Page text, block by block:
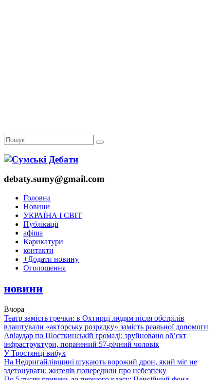
debaty.sumy@gmail.com
Головна
Новини
УКРАЇНА І СВІТ
Публікації
афіша
Карикатури
контакти
+Додати новину
Оголошення
новини
Вчора
Театр замість гречки: в Охтирці людям після обстрілів
влаштували «акторську розрядку» замість реальної допомоги
Авіаудар по Шосткинській громаді: зруйновано об’єкт
інфраструктури, поранений 57-річний чоловік
У Тростянці вибух
На Недригайлівщині шукають ворожий дрон, який міг не
здетонувати: жителів попередили про небезпеку